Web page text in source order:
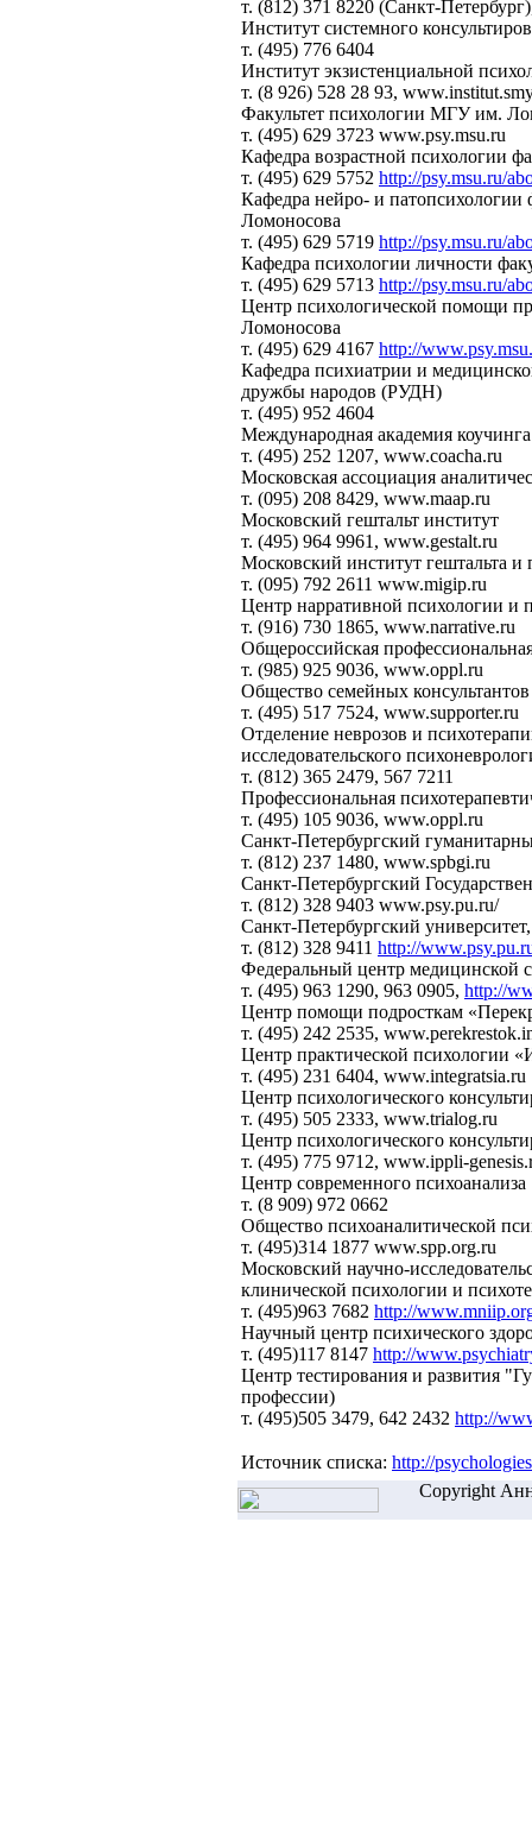
т. (812) 371 8220 (Санкт-
Институт системного
т. (495) 776 6404
Институт экзистенциальной
т. (8 926) 528 28 93,
Факультет психологии МГУ им.
т. (495) 629 3723 www.psy.msu.ru
Кафедра возрастной психологии
т. (495) 629 5752 http://psy.msu.ru/
Кафедра нейро- и
Ломоносова
т. (495) 629 5719 http://psy.msu.ru/
Кафедра психологии личности
т. (495) 629 5713 http://psy.msu.ru/
Центр психологической помощи
Ломоносова
т. (495) 629 4167 http://
Кафедра психиатрии и
дружбы народов (РУДН)
т. (495) 952 4604
Международная академия коучинга
т. (495) 252 1207, www.coacha.ru
Московская ассоциация
т. (095) 208 8429, www.maap.ru
Московский гештальт институт
т. (495) 964 9961, www.gestalt.ru
Московский институт гештальта и
т. (095) 792 2611 www.migip.ru
Центр нарративной психологии и
т. (916) 730 1865, www.narrative.ru
Общероссийская
т. (985) 925 9036, www.oppl.ru
Общество семейных
т. (495) 517 7524, www.supporter.ru
Отделение неврозов и
исследовательского
т. (812) 365 2479, 567 7211
Профессиональная
т. (495) 105 9036, www.oppl.ru
Санкт-Петербургский
т. (812) 237 1480, www.spbgi.ru
Санкт-Петербургский
т. (812) 328 9403 www.psy.pu.ru/
Санкт-Петербургский
т. (812) 328 9411 http://
Федеральный центр медицинской
т. (495) 963 1290, 963 0905, http://
Центр помощи подросткам
т. (495) 242 2535,
Центр практической психологии
т. (495) 231 6404, www.integratsia.ru
Центр психологического
т. (495) 505 2333, www.trialog.ru
Центр психологического
т. (495) 775 9712, www.ippli-
Центр современного психоанализа
т. (8 909) 972 0662
Общество психоаналитической
т. (495)314 1877 www.spp.org.ru
Московский научно-
клинической психологии и
т. (495)963 7682 http://
Научный центр психического
т. (495)117 8147 http://
Центр тестирования и развития
профессии)
т. (495)505 3479, 642 2432 http://
Источник списка: http://
Copyright